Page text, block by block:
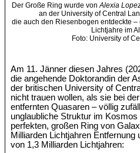
Der Große Ring wurde von Alexia
an der University of Central
die auch den Riesenbogen entdeckte –
Lichtjahre im
Foto: University of
Am 11. Jänner diesen Jahres
die angehende Doktorandin der
der britischen University of
nicht trauen wollen, als sie bei
entfernten Quasaren – völlig
unglaubliche Struktur im
perfekten, großen Ring von
Milliarden Lichtjahren
von 1,3 Milliarden Lichtjahren: